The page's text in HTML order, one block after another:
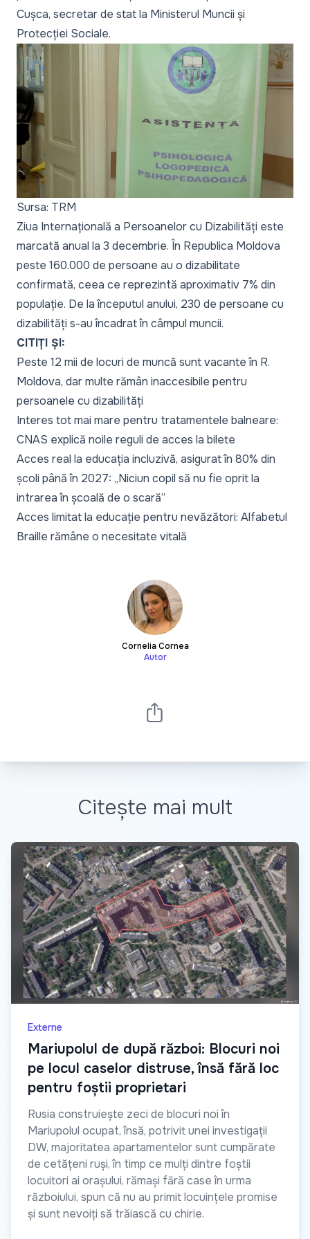
Cușca, secretar de stat la Ministerul Muncii și
Protecției Sociale.
Sursa: TRM
Ziua Internațională a Persoanelor cu Dizabilități este
marcată anual la 3 decembrie. În Republica Moldova
peste 160.000 de persoane au o dizabilitate
confirmată, ceea ce reprezintă aproximativ 7% din
populație. De la începutul anului, 230 de persoane cu
dizabilități s-au încadratîn câmpul muncii.
CITIȚI ȘI:
Peste 12 mii de locuri de muncă sunt vacante în R.
Moldova, dar multe rămân inaccesibile pentru
persoanele cu dizabilități
Interes tot mai mare pentru tratamentele balneare:
CNAS explică noile reguli de acces la bilete
Acces real la educația incluzivă, asigurat în 80% din
școli până în 2027: „Niciun copil să nu fie oprit la
intrarea în școală de o scară”
Acces limitat la educație pentru nevăzători: Alfabetul
Braille rămâne o necesitate vitală
Cornelia Cornea
Autor
Citește mai mult
Externe
Mariupolul de după război: Blocuri noi
pe locul caselor distruse, însă fără loc
pentru foștii proprietari
Rusia construiește zeci de blocuri noi în
Mariupolul ocupat, însă, potrivit unei investigații
DW, majoritatea apartamentelor sunt cumpărate
de cetățeni ruși, în timp ce mulți dintre foștii
locuitori ai orașului, rămași fără case în urma
războiului, spun că nu au primit locuințele promise
și sunt nevoiți să trăiască cu chirie.